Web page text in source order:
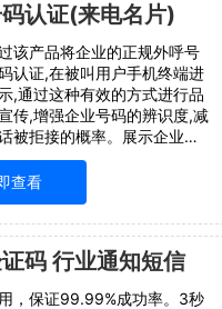
认证(来电名片)
该产品将企业的正规外呼号
认证,在被叫用户手机终端进
,通过这种有效的方式进行品
传,增强企业号码的辨识度,减
被拒接的概率。展示企业真
号码可信度和接听率提高企
信息留存认证名称：大运重
，大运新能源销售服务热线
查看
码 行业通知短信
，保证99.99%成功率。3秒